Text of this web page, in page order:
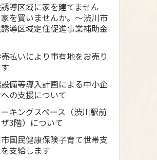
導区域に家を建てません
を買いませんか。～渋川市
導区域定住促進事業補助金
払いにより市有地をお売り
備等導入計画による中小企
の支援について
キングスペース（渋川駅前
3階）について
国民健康保険子育て世帯支
支給します